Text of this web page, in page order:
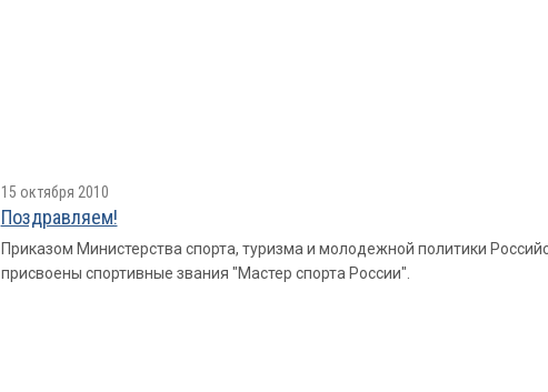
15 октября 2010
Поздравляем!
Приказом Министерства спорта, туризма и молодежной политики
присвоены спортивные звания "Мастер спорта России".